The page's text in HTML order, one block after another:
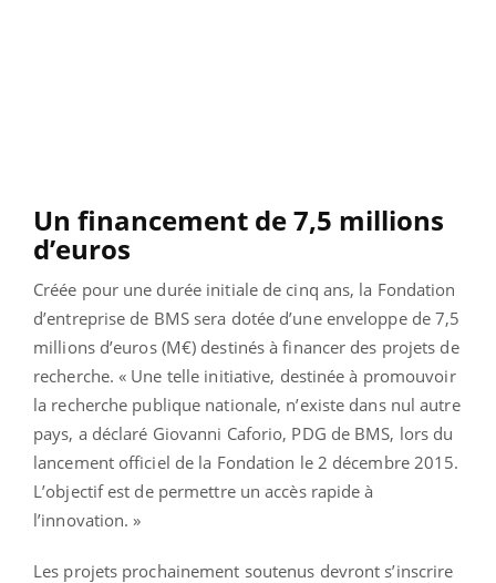
Un financement de 7,5 millions
d’euros
Créée pour une durée initiale de cinq ans, la Fondation
d’entreprise de BMS sera dotée d’une enveloppe de 7,5
millions d’euros (M€) destinés à financer des projets de
recherche. « Une telle initiative, destinée à promouvoir
la recherche publique nationale, n’existe dans nul autre
pays, a déclaré Giovanni Caforio, PDG de BMS, lors du
lancement officiel de la Fondation le 2 décembre 2015.
L’objectif est de permettre un accès rapide à
l’innovation. »
Les projets prochainement soutenus devront s’inscrire